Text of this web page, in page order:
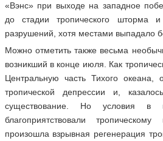
«Вэнс» при выходе на западное
до стадии тропического шторма
разрушений, хотя местами выпадало
Можно отметить также весьма
возникший в конце июля. Как
Центральную часть Тихого океана,
тропической депрессии и,
существование. Но условия в
благоприятствовали
произошла взрывная регенерация